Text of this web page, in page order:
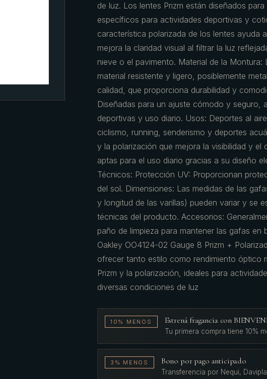
de luz. Los lentes Prizm están diseñados
específicos para actividades deportivas y
característica polarizada de los lentes ayuda
mejora la claridad visual al filtrar la luz
nieve o el pavimento. Material de la
material resistente y ligero, posiblemente
calidad, que proporciona durabilidad y
Diseñadas para un ajuste cómodo y seguro,
deportivas y uso diario. Usos: Deportes al
ciclismo, running, senderismo y deportes
y la polarización que mejora la visibilidad y el
aptas para el uso diario gracias a su diseño
Técnicos: Protección UV: Proporcionan
del sol. Dimensiones: Las medidas de las
y longitud de las varillas) pueden variar y se
técnicas del producto. Accesorios:
paño de limpieza para mantener las gafas en
Oakley OO4124-02 Gauge 8 Prizm +
ofrecer tanto estilo como rendimiento óptico
Prizm y la polarización, ideales para
diversas condiciones de luz
10% MENOS Estrená fragancia con
Tu primera compra tiene 10%
3% MENOS Bono por pago anticipado
Transferencia por Nequi,